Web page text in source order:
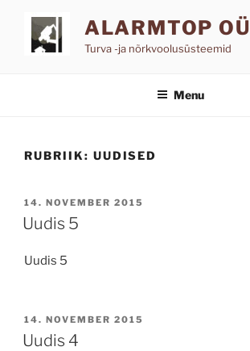
content
ALARMTOP OÜ
Turva -ja nõrkvoolusüsteemid
Menu
RUBRIIK: UUDISED
POSTED
ON
14. NOVEMBER 2015
Uudis 5
Uudis 5
POSTED
ON
14. NOVEMBER 2015
Uudis 4